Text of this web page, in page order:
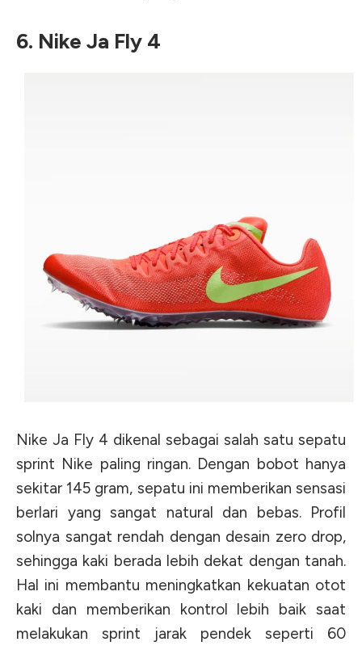
6. Nike Ja Fly 4
Nike Ja Fly 4 dikenal sebagai salah satu sepatu
sprint Nike paling ringan. Dengan bobot hanya
sekitar 145 gram, sepatu ini memberikan sensasi
berlari yang sangat natural dan bebas. Profil
solnya sangat rendah dengan desain zero drop,
sehingga kaki berada lebih dekat dengan tanah.
Hal ini membantu meningkatkan kekuatan otot
kaki dan memberikan kontrol lebih baik saat
melakukan sprint jarak pendek seperti 60